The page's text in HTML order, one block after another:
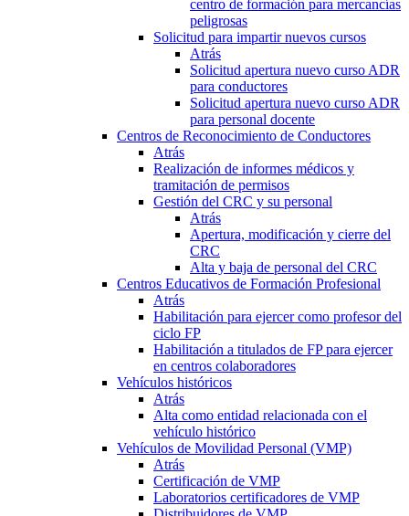
centro de formación para mercancías
peligrosas
Solicitud para impartir nuevos cursos
Atrás
Solicitud apertura nuevo curso ADR
para conductores
Solicitud apertura nuevo curso ADR
para personal docente
Centros de Reconocimiento de Conductores
Atrás
Realización de informes médicos y
tramitación de permisos
Gestión del CRC y su personal
Atrás
Apertura, modificación y cierre del
CRC
Alta y baja de personal del CRC
Centros Educativos de Formación Profesional
Atrás
Habilitación para ejercer como profesor del
ciclo FP
Habilitación a titulados de FP para ejercer
en centros colaboradores
Vehículos históricos
Atrás
Alta como entidad relacionada con el
vehículo histórico
Vehículos de Movilidad Personal (VMP)
Atrás
Certificación de VMP
Laboratorios certificadores de VMP